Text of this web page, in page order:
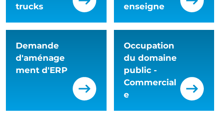
trucks
enseigne
Demande
d'aménage
ment d'ERP
Occupation
du domaine
public -
Commercial
e